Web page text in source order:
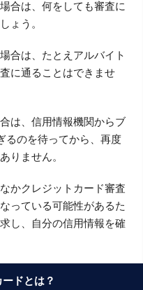
合は、何をしても審査に
ょう。
合は、たとえアルバイト
に通ることはできませ
は、信用情報機関からブ
るのを待ってから、再度
りません。
かクレジットカード審査
っている可能性があるた
し、自分の信用情報を確
ドとは？